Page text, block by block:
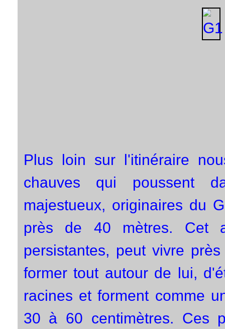
Plus loin sur l'itinéraire
chauves qui poussent
majestueux, originaires du
près de 40 mètres. Cet
persistantes, peut vivre
former tout autour de lui,
racines et forment comme
30 à 60 centimètres. Ces